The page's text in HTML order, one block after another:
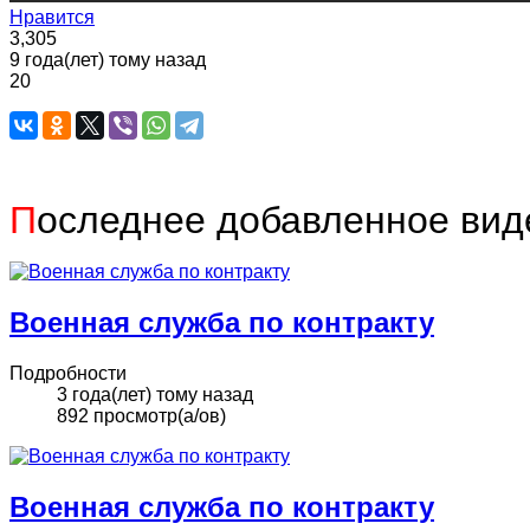
Нравится
3,305
9 года(лет) тому назад
20
Последнее добавленное
Военная служба по контракту
Подробности
3 года(лет) тому назад
892 просмотр(а/ов)
Военная служба по контракту